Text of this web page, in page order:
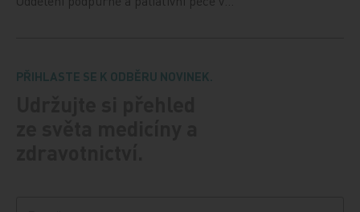
PŘIHLASTE SE K ODBĚRU NOVINEK.